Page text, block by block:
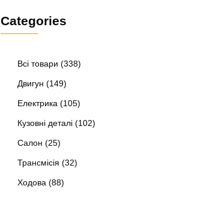
Categories
Всі товари (338)
Двигун (149)
Електрика (105)
Кузовні деталі (102)
Салон (25)
Трансмісія (32)
Ходова (88)